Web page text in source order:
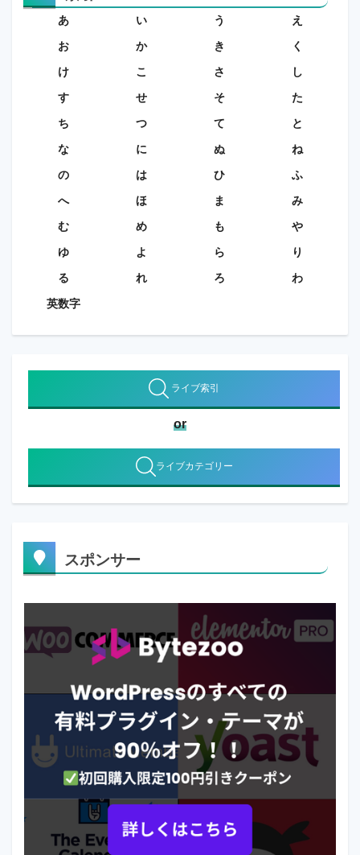
あ い う
え
お
か き
く
け
こ さ
し
す
せ そ
た
ち
つ て
と
な
に ぬ
ね
の
は ひ
ふ
へ
ほ ま
み
む
め も
や
ゆ
よ ら
り
る
れ ろ
わ
英数字
ライブ索引
or
ライブカテゴリー
スポンサー